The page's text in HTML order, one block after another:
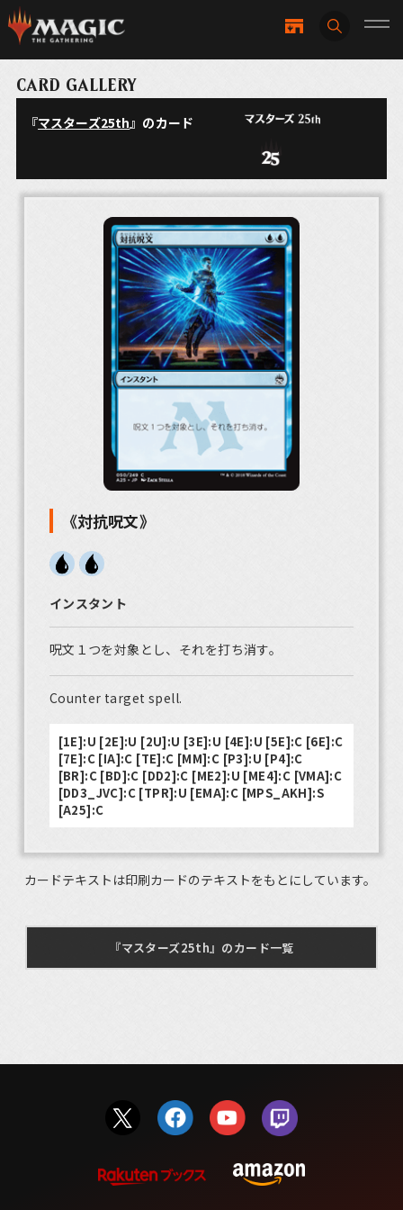
CARD GALLERY
『マスターズ25th』のカード
《対抗呪文》
インスタント
呪文１つを対象とし、それを打ち消す。
Counter target spell.
[1E]:U [2E]:U [2U]:U [3E]:U [4E]:U [5E]:C [6E]:C
[7E]:C [IA]:C [TE]:C [MM]:C [P3]:U [P4]:C
[BR]:C [BD]:C [DD2]:C [ME2]:U [ME4]:C [VMA]:C
[DD3_JVC]:C [TPR]:U [EMA]:C [MPS_AKH]:S
[A25]:C
カードテキストは印刷カードのテキストをもとにしています。
『マスターズ25th』のカード一覧